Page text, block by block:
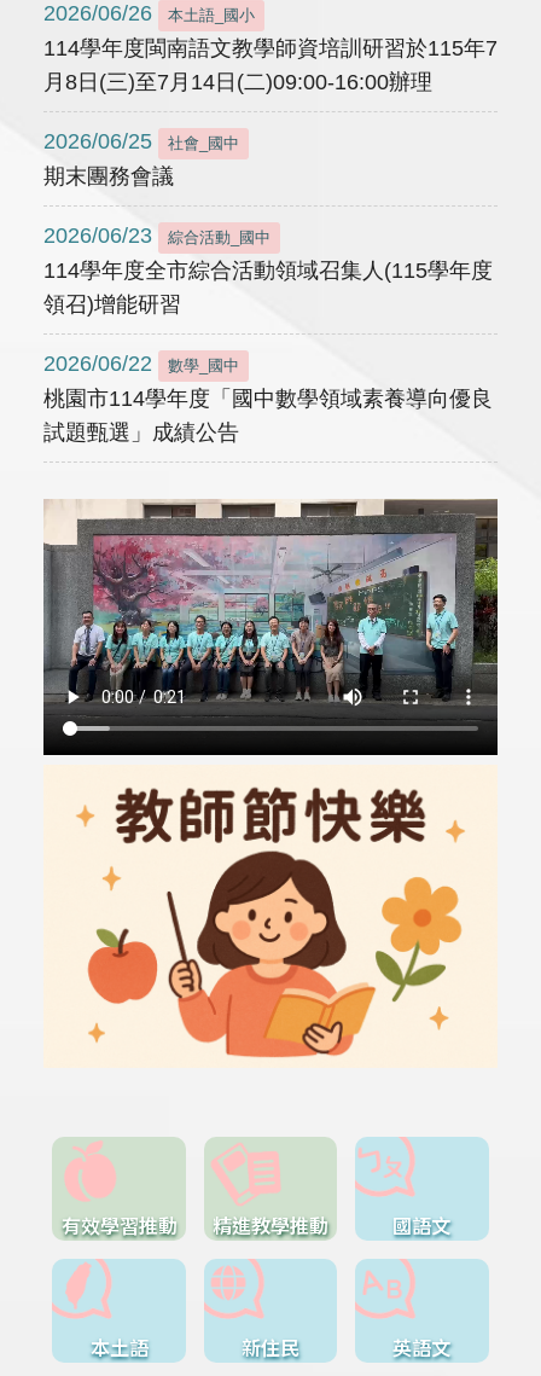
2026/06/26 本土語_國小
114學年度閩南語文教學師資培訓研習於115年7
月8日(三)至7月14日(二)09:00-16:00辦理
2026/06/25 社會_國中
期末團務會議
2026/06/23 綜合活動_國中
114學年度全市綜合活動領域召集人(115學年度
領召)增能研習
2026/06/22 數學_國中
桃園市114學年度「國中數學領域素養導向優良
試題甄選」成績公告
有效學習推動 精進教學推動 國語文
本土語 新住民 英語文